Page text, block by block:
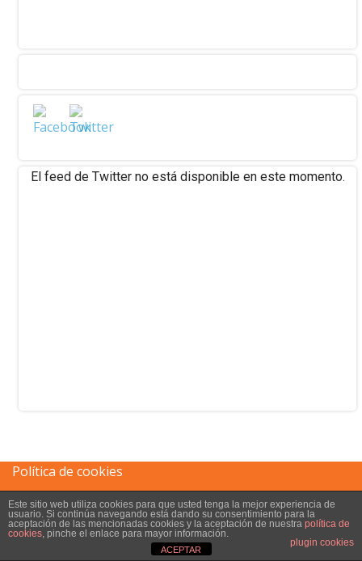
El feed de Twitter no está disponible en este momento.
Política de cookies
Aviso legal
Este sitio web utiliza cookies para que usted tenga la mejor experiencia de
usuario. Si continúa navegando está dando su consentimiento para la
aceptación de las mencionadas cookies y la aceptación de nuestra política de
cookies, pinche el enlace para mayor información.
plugin cookies
ACEPTAR